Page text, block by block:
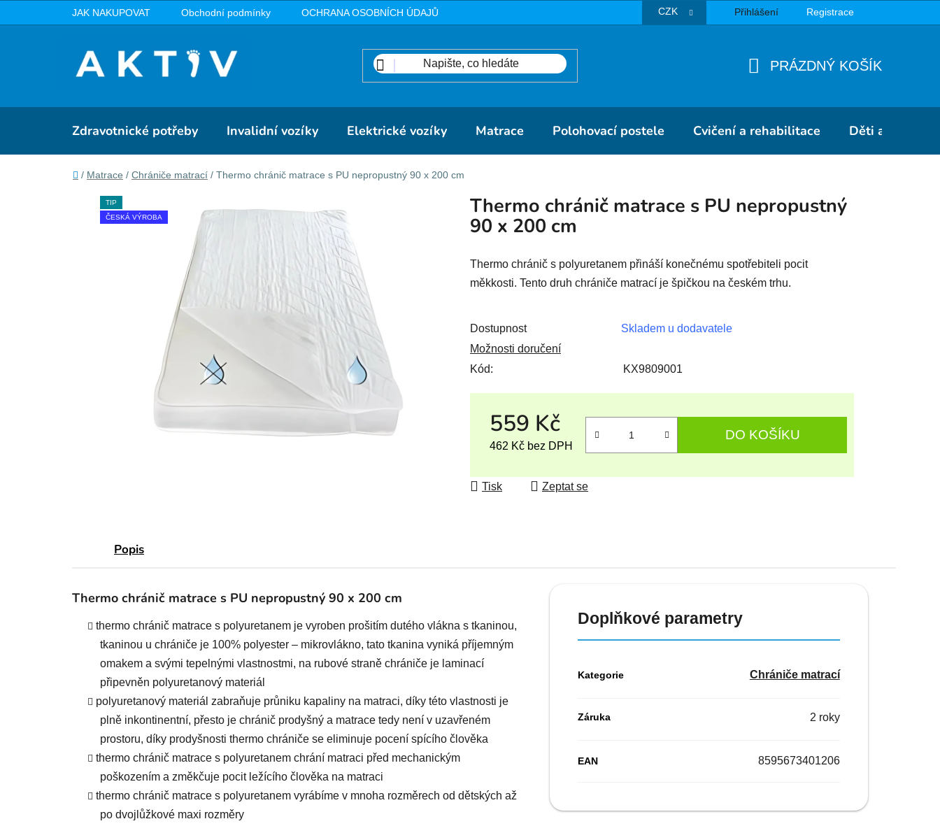
na
JAK NAKUPOVAT Obchodní podmínky OCHRANA OSOBNÍCH ÚDAJŮ CZK Přihlášení Registrace
PRÁZDNÝ KOŠÍK
Zdravotnické potřeby Invalidní vozíky Elektrické vozíky Matrace Polohovací postele Cvičení a rehabilitace Děti a školky
Domů
/ Matrace / Chrániče matrací / Thermo chránič matrace s PU nepropustný 90 x 200 cm
Thermo chránič matrace s PU nepropustný
90 x 200 cm
Thermo chránič s polyuretanem přináší konečnému spotřebiteli pocit
měkkosti. Tento druh chrániče matrací je špičkou na českém trhu.
Dostupnost
Skladem u dodavatele
Možnosti doručení
Kód:
KX9809001
559 Kč
462 Kč bez DPH
DO KOŠÍKU
Tisk Zeptat se
TIP
ČESKÁ VÝROBA
Popis
Thermo chránič matrace s PU nepropustný 90 x 200 cm
thermo chránič matrace s polyuretanem je vyroben prošitím dutého vlákna s tkaninou,
tkaninou u chrániče je 100% polyester – mikrovlákno, tato tkanina vyniká příjemným
omakem a svými tepelnými vlastnostmi, na rubové straně chrániče je laminací
připevněn polyuretanový materiál
polyuretanový materiál zabraňuje průniku kapaliny na matraci, díky této vlastnosti je
plně inkontinentní, přesto je chránič prodyšný a matrace tedy není v uzavřeném
prostoru, díky prodyšnosti thermo chrániče se eliminuje pocení spícího člověka
thermo chránič matrace s polyuretanem chrání matraci před mechanickým
poškozením a změkčuje pocit ležícího člověka na matraci
thermo chránič matrace s polyuretanem vyrábíme v mnoha rozměrech od dětských až
po dvojlůžkové maxi rozměry
Doplňkové parametry
Kategorie Chrániče matrací
Záruka 2 roky
EAN 8595673401206